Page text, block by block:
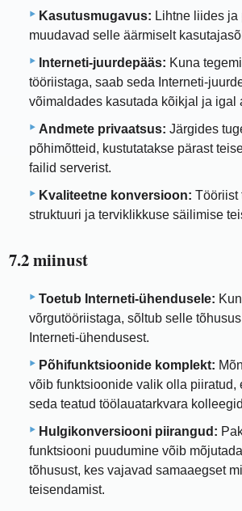
Kasutusmugavus: Lihtne liides ja
muudavad selle äärmiselt
Interneti-juurdepääs: Kuna
tööriistaga, saab seda Interneti-
võimaldades kasutada kõikjal ja igal
Andmete privaatsus: Järgides
põhimõtteid, kustutatakse pärast
failid serverist.
Kvaliteetne konversioon: Tööriist
struktuuri ja terviklikkuse säilimise
7.2 miinust
Toetub Interneti-ühendusele:
võrgutööriistaga, sõltub selle
Interneti-ühendusest.
Põhifunktsioonide komplekt:
võib funktsioonide valik olla piiratud,
seda teatud töölauatarkvara
Hulgikonversiooni piirangud:
funktsiooni puudumine võib
tõhusust, kes vajavad samaaegset
teisendamist.